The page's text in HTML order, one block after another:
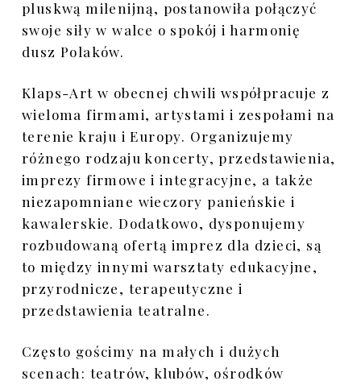
Galeria płazów
Galeria gadów
pluskwą milenijną, postanowiła połączyć
swoje siły w walce o spokój i harmonię
dusz Polaków.
Klaps-Art w obecnej chwili współpracuje z
wieloma firmami, artystami i zespołami na
terenie kraju i Europy. Organizujemy
różnego rodzaju koncerty, przedstawienia,
imprezy firmowe i integracyjne, a także
niezapomniane wieczory panieńskie i
kawalerskie. Dodatkowo, dysponujemy
rozbudowaną ofertą imprez dla dzieci, są
to między innymi warsztaty edukacyjne,
przyrodnicze, terapeutyczne i
przedstawienia teatralne.
Często gościmy na małych i dużych
scenach: teatrów, klubów, ośrodków